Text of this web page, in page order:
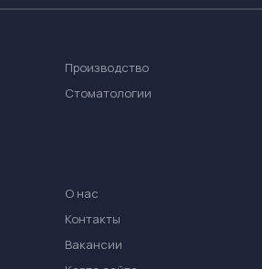
Производство
Стоматологии
О нас
Контакты
Вакансии